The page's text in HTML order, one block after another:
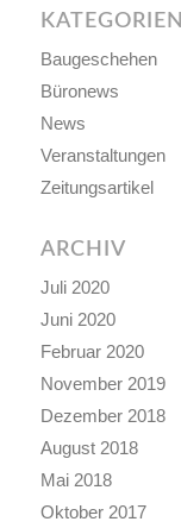
KATEGORIEN
Baugeschehen
Büronews
News
Veranstaltungen
Zeitungsartikel
ARCHIV
Juli 2020
Juni 2020
Februar 2020
November 2019
Dezember 2018
August 2018
Mai 2018
Oktober 2017